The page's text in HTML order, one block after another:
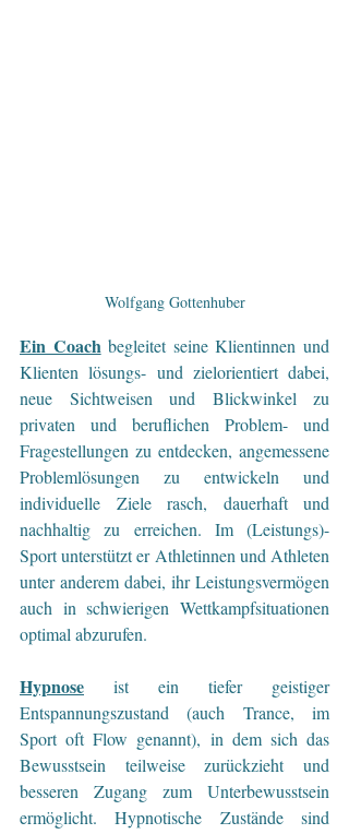
Wolfgang Gottenhuber
Ein Coach begleitet seine Klientinnen und
Klienten lösungs- und zielorientiert dabei,
neue Sichtweisen und Blickwinkel zu
privaten und beruflichen Problem- und
Fragestellungen zu entdecken, angemessene
Problemlösungen zu entwickeln und
individuelle Ziele rasch, dauerhaft und
nachhaltig zu erreichen. Im (Leistungs)-
Sport unterstützt er Athletinnen und Athleten
unter anderem dabei, ihr Leistungsvermögen
auch in schwierigen Wettkampfsituationen
optimal abzurufen.
Hypnose ist ein tiefer geistiger
Entspannungszustand (auch Trance, im
Sport oft Flow genannt), in dem sich das
Bewusstsein teilweise zurückzieht und
besseren Zugang zum Unterbewusstsein
ermöglicht. Hypnotische Zustände sind